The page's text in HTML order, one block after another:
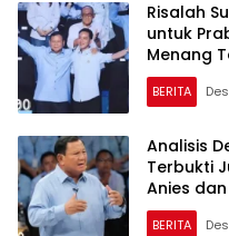
Risalah
untuk
Menang
Pemilihan
BERITA
Analisis
Terbukti
Anies
Retorika
BERITA